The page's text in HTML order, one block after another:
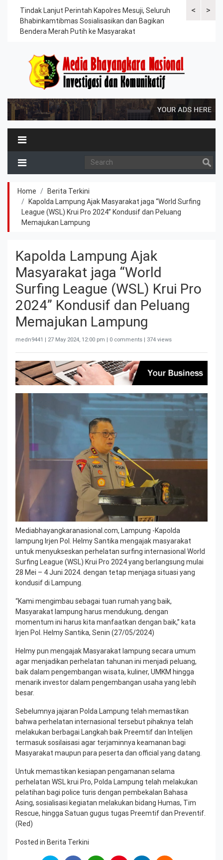
<
Tindak Lanjut Perintah Kapolres Mesuji, Seluruh
Bhabinkamtibmas Sosialisasikan dan Bagikan
Bendera Merah Putih ke Masyarakat
Sat Lantas
>
Home
Berita Terkini
Kapolda Lampung Ajak Masyarakat jaga “World Surfing
League (WSL) Krui Pro 2024” Kondusif dan Peluang
Memajukan Lampung
Kapolda Lampung Ajak
Masyarakat jaga “World
Surfing League (WSL) Krui Pro
2024” Kondusif dan Peluang
Memajukan Lampung
medn9441 | 27 May 2024, 12:00 pm | 0 comments | 374 views
Mediabhayangkaranasional.com, Lampung -Kapolda
lampung Irjen Pol. Helmy Santika mengajak masyarakat
untuk menyukseskan perhelatan surfing internasional World
Surfing League (WSL) Krui Pro 2024 yang berlangsung mulai
28 Mei – 4 Juni 2024. dengan tetap menjaga situasi yang
kondusif di Lampung.
“Kami mengimbau sebagai tuan rumah yang baik,
Masyarakat lampung harus mendukung, dengan
momentum ini harus kita manfaatkan dengan baik,” kata
Irjen Pol. Helmy Santika, Senin (27/05/2024)
Helmy pun mengajak Masyarakat lampung secara umum
agar menjadikan perhelatan tahunan ini menjadi peluang,
baik dalam pengembangan wisata, kuliner, UMKM hingga
menarik investor dalam pengembangan usaha yang lebih
besar.
Sebelumnya jajaran Polda Lampung telah memastikan
bahwa perhelatan internasional tersebut pihaknya telah
melakukan berbagai Langkah baik Preemtif dan Intelijen
termasuk sosilaisasi agar terjaminnya keamanan bagi
Masyarakat maupun para peserta dan official yang datang.
Untuk memastikan kesiapan pengamanan selama
perhelatan WSL krui Pro, Polda Lampung telah melakukan
pelatihan bagi police turis dengan pembekalan Bahasa
Asing, sosialisasi kegiatan melakukan bidang Humas, Tim
Rescue, hingga Satuan gugus tugas Preemtif dan Preventif.
(Red)
Posted in Berita Terkini